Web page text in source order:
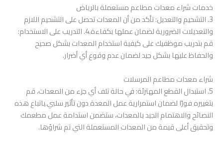
خدمات شراء معدات مطاعم مستعملة بالرياض
3. التشحيم والتعديل: تأكد من أن المعدات تحصل على التشحيم اللازم
والتعديلات الضرورية لضمان عملها بكفاءة.4. التدريب على الاستخدام:
قم بتدريب موظفيك على كيفية استخدام المعدات بشكل صحيح
والحفاظ عليها بشكل جيد لضمان عدم وقوع أي أضرار.
شراء معدات مطاعم المرسلات
5. استبدال القطع المهترئة: في حالة تلف أي جزء من المعدات، قم
بتغييره فورًا لضمان استمرارية عمل المعدة دون تأثير سلبي.باتباع هذه
النصائح والاهتمام الجيد بالمعدات، ستضمن استدامة عمل مطعمك
وتحقيق أعلى قيمة من المعدات المستعملة التي تم شراؤها.